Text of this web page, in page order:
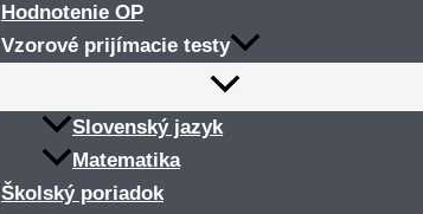
Hodnotenie OP
Vzorové prijímacie testy
Slovenský jazyk
Matematika
Školský poriadok